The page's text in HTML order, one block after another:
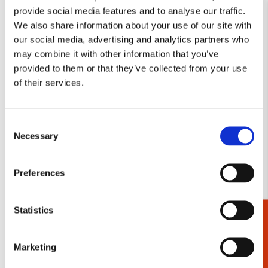
provide social media features and to analyse our traffic.
We also share information about your use of our site with
our social media, advertising and analytics partners who
may combine it with other information that you’ve
provided to them or that they’ve collected from your use
of their services.
Selection
Necessary
Preferences
Statistics
Marketing
Poster: Art Forms of
Nature (Vogel), Ernst
Haeckel, Teylers Museum
VOEG TOE
Poster: Art Forms of
Nature (Zeepaardje), Ernst
VOEG TOE
aan
Cadeaukiezer